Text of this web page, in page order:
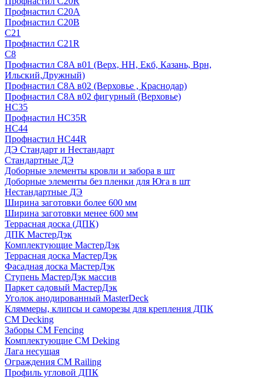
Профнастил С20А
Профнастил С20В
C21
Профнастил С21R
C8
Профнастил С8A в01 (Верх, НН, Екб, Казань, Врн,
Ильский,Дружный)
Профнастил С8A в02 (Верховье , Краснодар)
Профнастил С8A в02 фигурный (Верховье)
HС35
Профнастил HC35R
НС44
Профнастил НС44R
ДЭ Стандарт и Нестандарт
Стандартные ДЭ
Доборные элементы кровли и забора в шт
Доборные элементы без пленки для Юга в шт
Нестандартные ДЭ
Ширина заготовки более 600 мм
Ширина заготовки менее 600 мм
Террасная доска (ДПК)
ДПК МастерДэк
Комплектующие МастерДэк
Террасная доска МастерДэк
Фасадная доска МастерДэк
Ступень МастерДэк массив
Паркет садовый МастерДэк
Уголок анодированный MasterDeck
Кляммеры, клипсы и саморезы для крепления ДПК
CM Decking
Заборы CM Fencing
Комплектующие CM Deking
Лага несущая
Ограждения CM Railing
Профиль угловой ДПК